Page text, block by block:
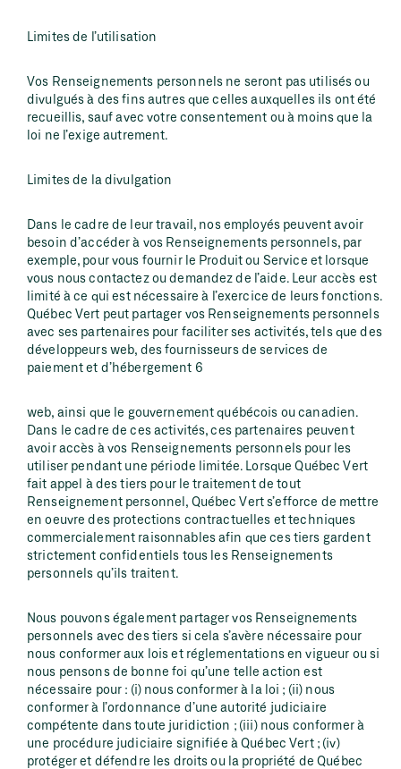
Limites de l’utilisation
Vos Renseignements personnels ne seront pas utilisés ou
divulgués à des fins autres que celles auxquelles ils ont été
recueillis, sauf avec votre consentement ou à moins que la
loi ne l’exige autrement.
Limites de la divulgation
Dans le cadre de leur travail, nos employés peuvent avoir
besoin d’accéder à vos Renseignements personnels, par
exemple, pour vous fournir le Produit ou Service et lorsque
vous nous contactez ou demandez de l’aide. Leur accès est
limité à ce qui est nécessaire à l’exercice de leurs fonctions.
Québec Vert peut partager vos Renseignements personnels
avec ses partenaires pour faciliter ses activités, tels que des
développeurs web, des fournisseurs de services de
paiement et d’hébergement 6
web, ainsi que le gouvernement québécois ou canadien.
Dans le cadre de ces activités, ces partenaires peuvent
avoir accès à vos Renseignements personnels pour les
utiliser pendant une période limitée. Lorsque Québec Vert
fait appel à des tiers pour le traitement de tout
Renseignement personnel, Québec Vert s’efforce de mettre
en oeuvre des protections contractuelles et techniques
commercialement raisonnables afin que ces tiers gardent
strictement confidentiels tous les Renseignements
personnels qu’ils traitent.
Nous pouvons également partager vos Renseignements
personnels avec des tiers si cela s’avère nécessaire pour
nous conformer aux lois et réglementations en vigueur ou si
nous pensons de bonne foi qu’une telle action est
nécessaire pour : (i) nous conformer à la loi ; (ii) nous
conformer à l’ordonnance d’une autorité judiciaire
compétente dans toute juridiction ; (iii) nous conformer à
une procédure judiciaire signifiée à Québec Vert ; (iv)
protéger et défendre les droits ou la propriété de Québec